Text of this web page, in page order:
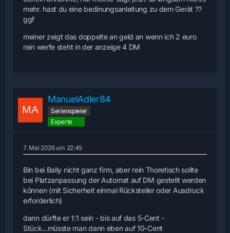
mehr. hast du eine bedinungsanleitung zu dem Gerät ??
ggf
meiner zeigt das doppelte an geld an wenn ich 2 euro
rein werfe steht in der anzeige 4 DM
ManuelAdler84
Serienspieler
Experte
7. Mai 2026 um 22:45
Bin bei Bally nicht ganz firm, aber rein Thoretisch sollte
bei Platzanpassung der Automat auf DM gestellt werden
können (mit Sicherheit einmal Rücksteller oder Ausdruck
erforderlich)
dann dürfte er 1:1 sein - bis auf das 5-Cent -
Stück...müsste man dann eben auf 10-Cent